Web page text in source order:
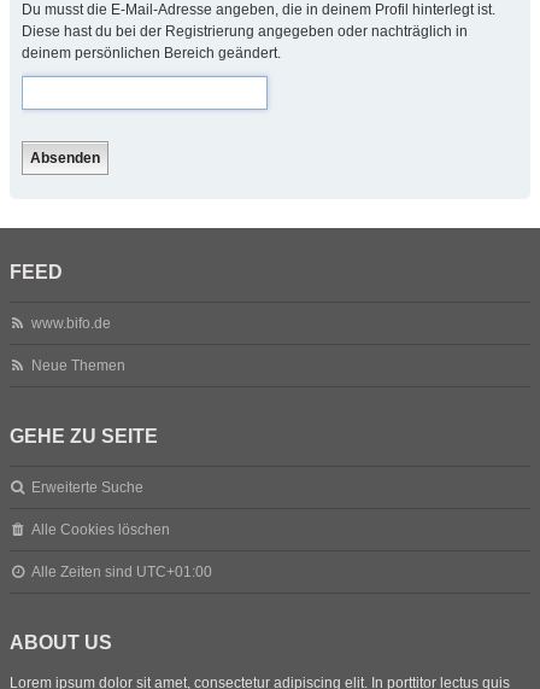
Du musst die E-Mail-Adresse angeben, die in deinem Profil hinterlegt ist.
Diese hast du bei der Registrierung angegeben oder nachträglich in
deinem persönlichen Bereich geändert.
FEED
www.bifo.de
Neue Themen
GEHE ZU SEITE
Erweiterte Suche
Alle Cookies löschen
Alle Zeiten sind UTC+01:00
ABOUT US
Lorem ipsum dolor sit amet, consectetur adipiscing elit. In porttitor lectus quis